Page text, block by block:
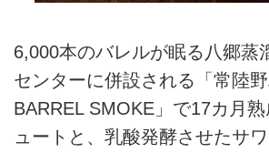
6,000本のバレルが眠る八郷蒸
センターに併設される「常陸
BARREL SMOKE」で17カ月
ュートと、乳酸発酵させたサ